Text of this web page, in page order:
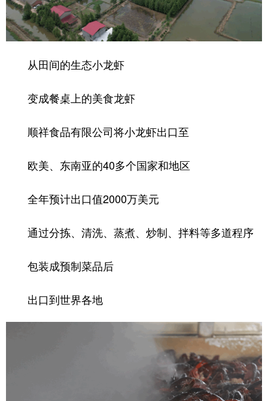
从田间的生态小龙虾
变成餐桌上的美食龙虾
顺祥食品有限公司将小龙虾出口至
欧美、东南亚的40多个国家和地区
全年预计出口值2000万美元
通过分拣、清洗、蒸煮、炒制、拌料等多道程序
包装成预制菜品后
出口到世界各地